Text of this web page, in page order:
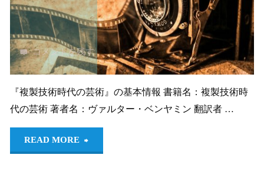
他
者
＞
へ
向
か
う
美
学：
第
一
回
コメントを残す
『複製技術時代の芸術』の基本情報 書籍名：複製技術時
代の芸術 著者名：ヴァルター・ベンヤミン 翻訳者 …
READ MORE "『複